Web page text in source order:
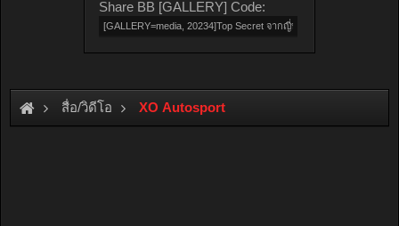
Share BB [GALLERY] Code:
สื่อ/วิดีโอ XO Autosport